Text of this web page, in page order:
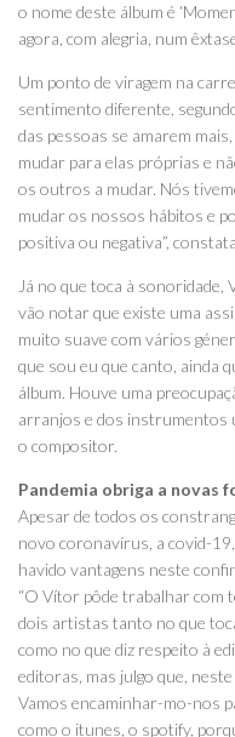
o nome deste álbum é
agora, com alegria, num
Um ponto de viragem na
sentimento diferente,
das pessoas se amarem
mudar para elas próprias e
os outros a mudar. Nós
mudar os nossos hábitos e
positiva ou negativa”,
Já no que toca à sonoridade,
vão notar que existe uma
muito suave com vários
que sou eu que canto, ainda
álbum. Houve uma
arranjos e dos instrumentos
o compositor.
Pandemia obriga a novas
Apesar de todos os
novo coronavírus, a covid-
havido vantagens neste
“O Vítor pôde trabalhar com
dois artistas tanto no que
como no que diz respeito à
editoras, mas julgo que,
Vamos encaminhar-mo-nos
como o itunes, o spotify,